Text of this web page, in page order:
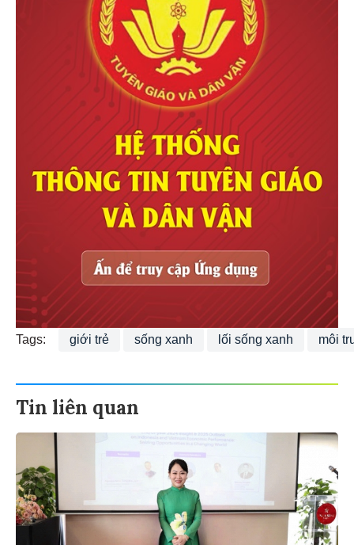
Tags: giới trẻ sống xanh lối sống xanh môi
Tin liên quan